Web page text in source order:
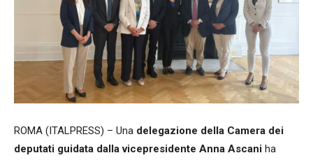
ROMA (ITALPRESS) – Una delegazione della Camera dei
deputati guidata dalla vicepresidente Anna Ascani ha